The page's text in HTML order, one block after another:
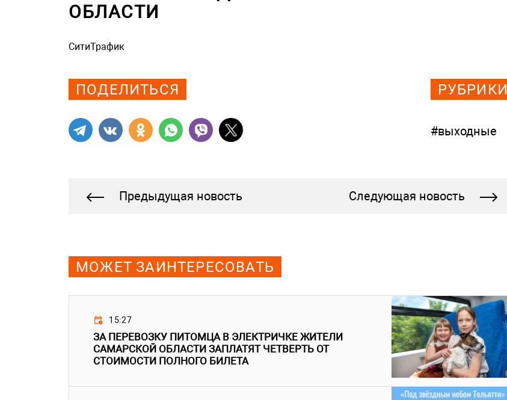
ОБЛАСТИ
СитиТрафик
ПОДЕЛИТЬСЯ РУБРИКИ
#выходные
Предыдущая новость Следующая новость
МОЖЕТ ЗАИНТЕРЕСОВАТЬ
15:27
ЗА ПЕРЕВОЗКУ ПИТОМЦА В ЭЛЕКТРИЧКЕ ЖИТЕЛИ
САМАРСКОЙ ОБЛАСТИ ЗАПЛАТЯТ ЧЕТВЕРТЬ ОТ
СТОИМОСТИ ПОЛНОГО БИЛЕТА